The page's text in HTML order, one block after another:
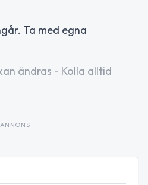
Ta med egna
ändras - Kolla alltid
ANNONS